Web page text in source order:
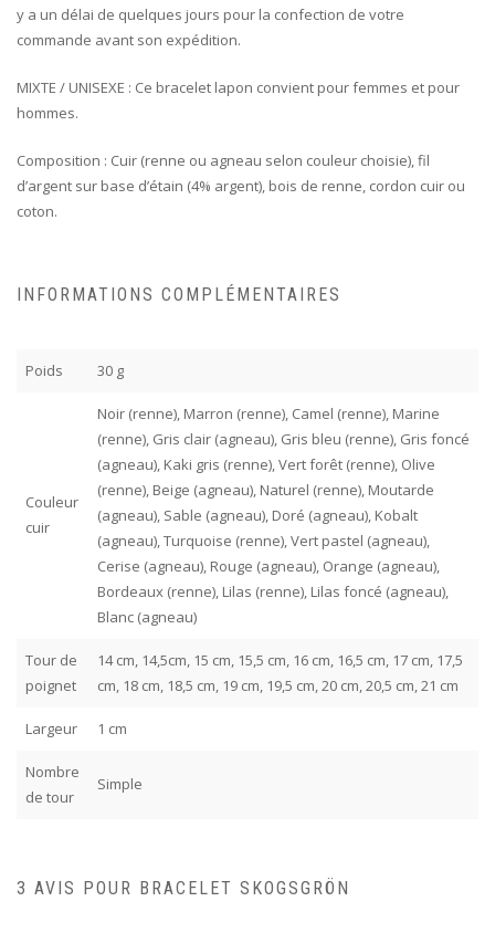
y a un délai de quelques jours pour la confection de votre
commande avant son expédition.
MIXTE / UNISEXE : Ce bracelet lapon convient pour femmes et pour
hommes.
Composition : Cuir (renne ou agneau selon couleur choisie), fil
d’argent sur base d’étain (4% argent), bois de renne, cordon cuir ou
coton.
INFORMATIONS COMPLÉMENTAIRES
Poids 30 g
Couleur
cuir
Noir (renne), Marron (renne), Camel (renne), Marine
(renne), Gris clair (agneau), Gris bleu (renne), Gris foncé
(agneau), Kaki gris (renne), Vert forêt (renne), Olive
(renne), Beige (agneau), Naturel (renne), Moutarde
(agneau), Sable (agneau), Doré (agneau), Kobalt
(agneau), Turquoise (renne), Vert pastel (agneau),
Cerise (agneau), Rouge (agneau), Orange (agneau),
Bordeaux (renne), Lilas (renne), Lilas foncé (agneau),
Blanc (agneau)
Tour de
poignet
14 cm, 14,5cm, 15 cm, 15,5 cm, 16 cm, 16,5 cm, 17 cm, 17,5
cm, 18 cm, 18,5 cm, 19 cm, 19,5 cm, 20 cm, 20,5 cm, 21 cm
Largeur 1 cm
Nombre
de tour
Simple
3 AVIS POUR BRACELET SKOGSGRÖN